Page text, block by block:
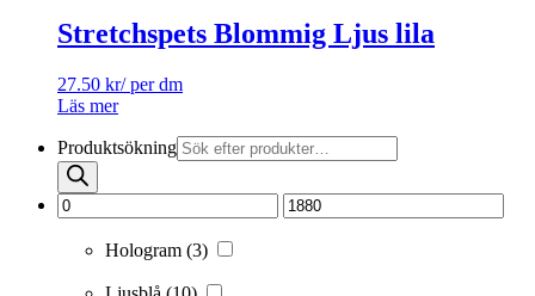
Stretchspets Blommig Ljus lila
27.50 kr/ per dm
Läs mer
Produktsökning
Hologram (3)